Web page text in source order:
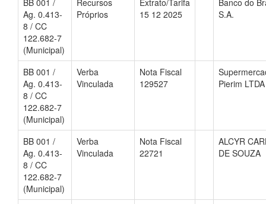
BB 001 /
Ag. 0.413-
8 / CC
122.682-7
(Municipal)
Recursos
Próprios
Extrato/Tarifa
15 12 2025
Banco do
S.A.
BB 001 /
Ag. 0.413-
8 / CC
122.682-7
(Municipal)
Verba
Vinculada
Nota Fiscal
129527
Pierim LTDA
BB 001 /
Ag. 0.413-
8 / CC
122.682-7
(Municipal)
Verba
Vinculada
Nota Fiscal
22721
ALCYR
DE SOUZA